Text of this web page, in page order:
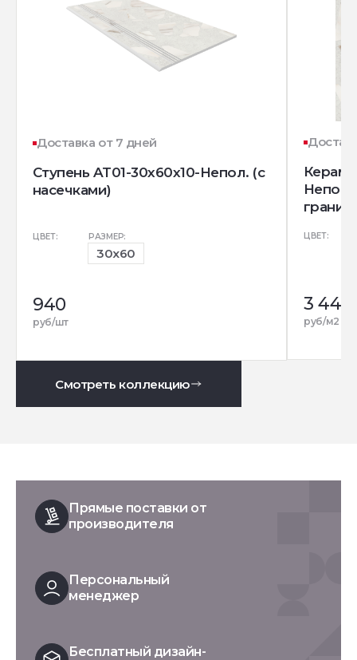
Доставка от 7 дней
Ступень AT01-30x60x10-Непол. (с
насечками)
ЦВЕТ: РАЗМЕР:
30x60
940
руб/шт
гранит)
ЦВЕТ:
3 440
руб/м2
Смотреть коллекцию
Прямые поставки от
производителя
Персональный
менеджер
Бесплатный дизайн-